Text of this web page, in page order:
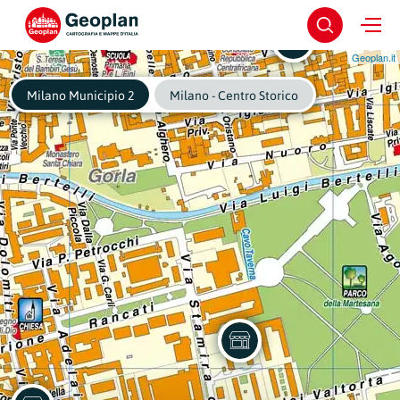
Geoplan.it
Milano Municipio 2 Milano - Centro Storico